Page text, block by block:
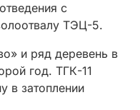
с
ТЭЦ-5.
и ряд деревень в
год. ТГК-11
в затоплении